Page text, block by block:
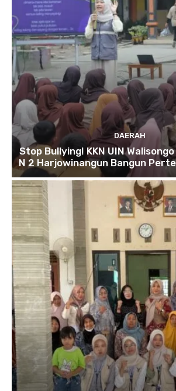
DAERAH
Stop Bullying! KKN UIN
N 2 Harjowinangun Bangun